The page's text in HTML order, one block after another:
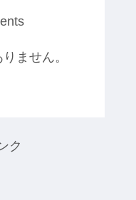
ません。
ク